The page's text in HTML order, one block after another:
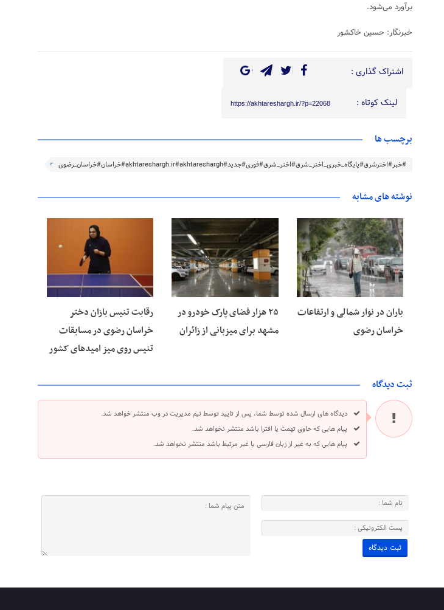
برآورد می‌شود.
خبرنگار: حسین خاکشور
اشتراک گذاری :
لینک کوتاه : https://akhtareshargh.ir/?p=22068
برچسب ها
#خبر#اخترشرق#پایگاه_خبری_اختر_شرق#اختر_شرق#فوری#جدید#akhtareshargh.ir#akhtareshargh#خراسان#خراسان_رضوی
نوشته های مشابه
۱۵ مرداد ۱۴۰۵
باران در نوار شمالی و ارتفاعات
خراسان رضوی
۱۵ مرداد ۱۴۰۵
۲۵ هزار فضای پارک خودرو در
مشهد برای میزبانی از زائران
رقابت تنیس بازان دختر
خراسان رضوی در مسابقات
تنیس روی میز امیدهای کشور
ثبت دیدگاه
دیدگاه های ارسال شده توسط شما، پس از تایید توسط تیم مدیریت در وب منتشر خواهد شد.
پیام هایی که حاوی تهمت یا افترا باشد منتشر نخواهد شد.
پیام هایی که به غیر از زبان فارسی یا غیر مرتبط باشد منتشر نخواهد شد.